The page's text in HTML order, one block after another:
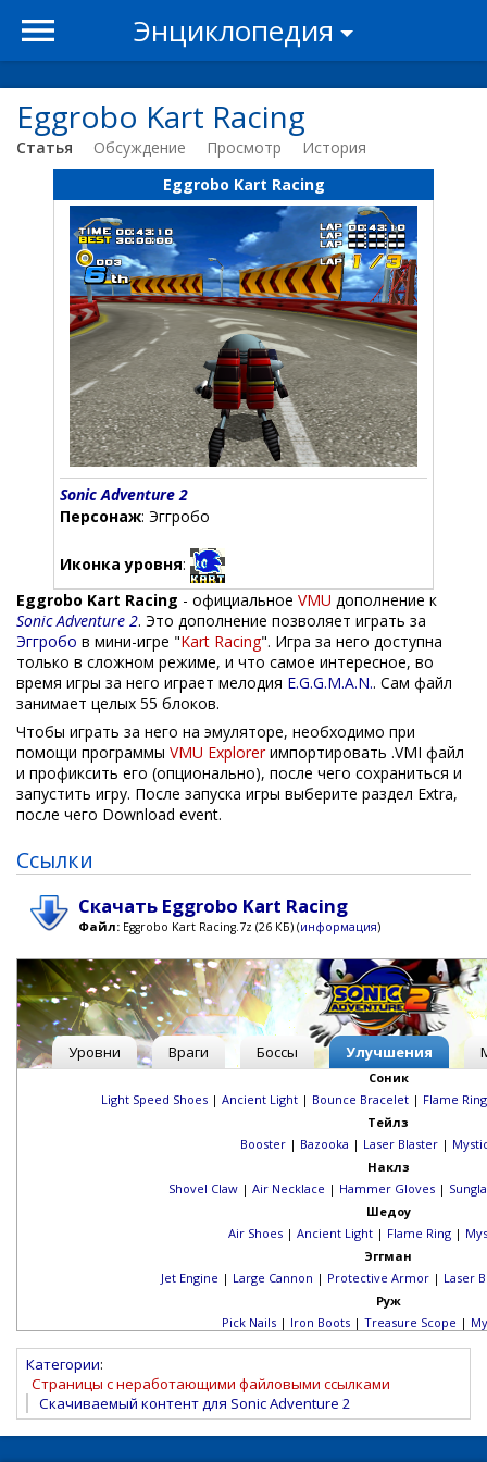
Энциклопедия
Eggrobo Kart Racing
Статья Обсуждение Просмотр
История
Eggrobo Kart Racing
Sonic Adventure 2
Персонаж: Эггробо
Иконка уровня:
Eggrobo Kart Racing - официальное VMU дополнение к
Sonic Adventure 2. Это дополнение позволяет играть за
Эггробо в мини-игре "Kart Racing". Игра за него доступна
только в сложном режиме, и что самое интересное, во
время игры за него играет мелодия E.G.G.M.A.N.. Сам файл
занимает целых 55 блоков.
Чтобы играть за него на эмуляторе, необходимо при
помощи программы VMU Explorerимпортировать .VMI файл
и профиксить его (опционально), после чего сохраниться и
запустить игру. После запуска игры выберите раздел Extra,
после чего Download event.
Ссылки
Скачать Eggrobo Kart Racing
Файл: Eggrobo Kart Racing.7z (26 КБ) (информация)
Уровни Враги Боссы Улучшения
Соник
Light Speed Shoes| Ancient Light| Bounce Bracelet| Flame Ring
Тейлз
Booster | Bazooka | Laser Blaster |
Наклз
Shovel Claw| Air Necklace | Hammer Gloves|
Шедоу
Air Shoes| Ancient Light| Flame Ring|
Эггман
Jet Engine | Large Cannon | Protective Armor| Laser
Руж
Pick Nails | Iron Boots | Treasure Scope |
Категории:
Страницы с неработающими файловыми ссылками
Скачиваемый контент для Sonic Adventure 2